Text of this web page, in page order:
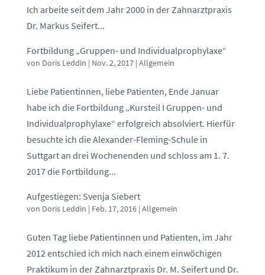
Ich arbeite seit dem Jahr 2000 in der Zahnarztpraxis
Dr. Markus Seifert...
Fortbildung „Gruppen- und Individualprophylaxe“
von Doris Leddin | Nov. 2, 2017| Allgemein
Liebe Patientinnen, liebe Patienten, Ende Januar
habe ich die Fortbildung „Kursteil I Gruppen- und
Individualprophylaxe“ erfolgreich absolviert. Hierfür
besuchte ich die Alexander-Fleming-Schule in
Suttgart an drei Wochenenden und schloss am 1. 7.
2017 die Fortbildung...
Aufgestiegen: Svenja Siebert
von Doris Leddin | Feb. 17, 2016| Allgemein
Guten Tag liebe Patientinnen und Patienten, im Jahr
2012 entschied ich mich nach einem einwöchigen
Praktikum in der Zahnarztpraxis Dr. M. Seifert und Dr.